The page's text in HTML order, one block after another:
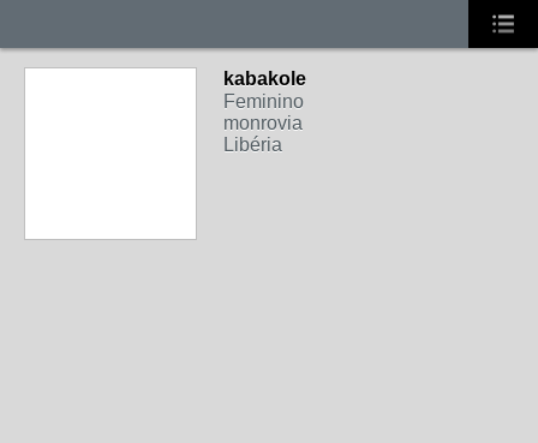
kabakole
Feminino
monrovia
Libéria